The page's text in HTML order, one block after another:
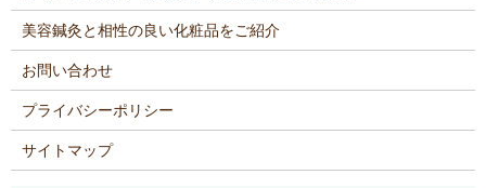
美容鍼灸と相性の良い化粧品をご紹介
お問い合わせ
プライバシーポリシー
サイトマップ